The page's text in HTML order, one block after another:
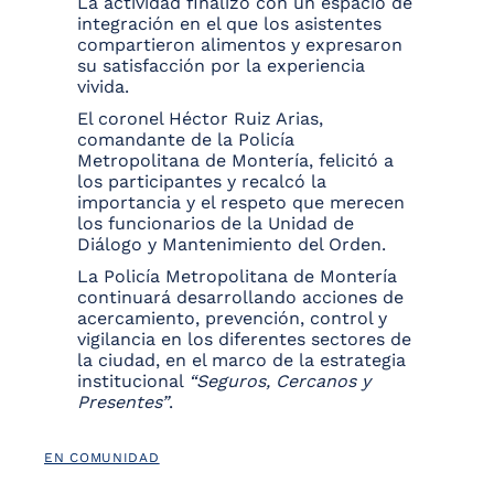
integración en el que los asistentes
compartieron alimentos y expresaron
su satisfacción por la experiencia
vivida.
El coronel Héctor Ruiz Arias,
comandante de la Policía
Metropolitana de Montería, felicitó a
los participantes y recalcó la
importancia y el respeto que merecen
los funcionarios de la Unidad de
Diálogo y Mantenimiento del Orden.
La Policía Metropolitana de Montería
continuará desarrollando acciones de
acercamiento, prevención, control y
vigilancia en los diferentes sectores de
la ciudad, en el marco de la estrategia
institucional “Seguros, Cercanos y
Presentes”.
EN COMUNIDAD